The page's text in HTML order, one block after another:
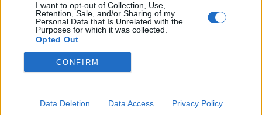
I want to opt-out of Collection, Use,
Retention, Sale, and/or Sharing of my
Personal Data that Is Unrelated with the
Purposes for which it was collected.
Opted Out
CONFIRM
Data Deletion Data Access Privacy Policy